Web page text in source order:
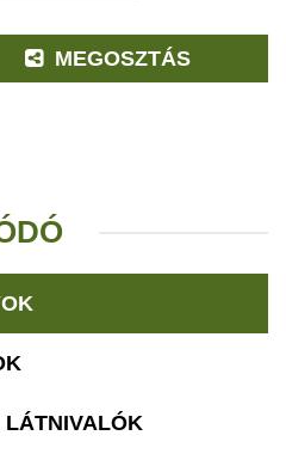
MEGOSZTÁS
LÁTNIVALÓK